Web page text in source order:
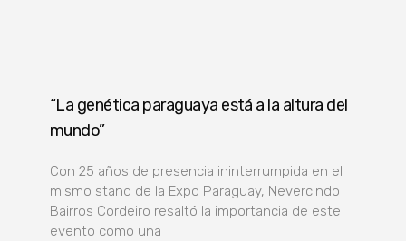
“La genética paraguaya está a la altura del
mundo”
Con 25 años de presencia ininterrumpida en el
mismo stand de la Expo Paraguay, Nevercindo
Bairros Cordeiro resaltó la importancia de este
evento como una